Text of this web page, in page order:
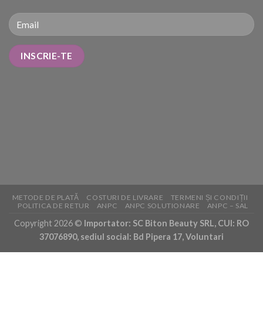
METODE DE PLATĂ COSTURI DE LIVRARE
TERMENI ȘI CONDIȚII
POLITICA DE RETUR
ANPC ANPC SOLUTIONARE ANPC – SAL
Copyright 2026 © Importator: SC Biton Beauty SRL, CUI: RO
37076890, sediul social: Bd Pipera 17, Voluntari